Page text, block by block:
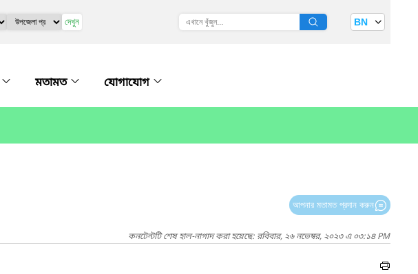
দেখুন BN
মতামত যোগাযোগ
আপনার মতামত প্রদান করুন
কনটেন্টটি শেষ হাল-নাগাদ করা হয়েছে: রবিবার, ২৬ নভেম্বর, ২০২৩ এ ০৩:১৪ PM